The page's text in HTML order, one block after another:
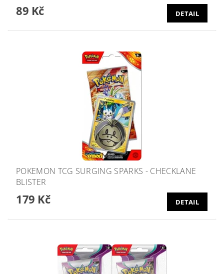
89 Kč DETAIL
POKEMON TCG SURGING SPARKS - CHECKLANE
BLISTER
179 Kč DETAIL